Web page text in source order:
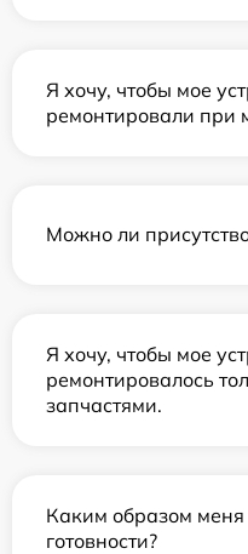
Я хочу, чтобы мое
ремонтировали при
Можно ли
Я хочу, чтобы мое
ремонтировалось
запчастями.
Каким образом меня
готовности?